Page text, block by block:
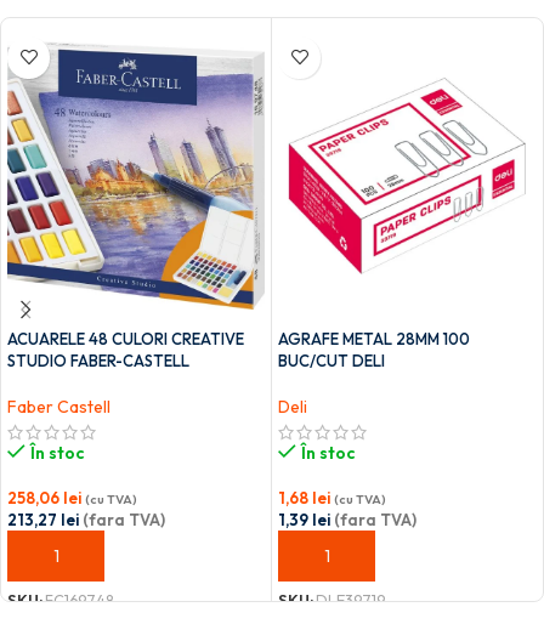
ACUARELE 48 CULORI CREATIVE
STUDIO FABER-CASTELL
Faber Castell
În stoc
258,06 lei (cu TVA)
213,27 lei (fara TVA)
ADAUGĂ ÎN COȘ
SKU:FC169748
AGRAFE METAL 28MM 100
BUC/CUT DELI
Deli
În stoc
1,68 lei (cu TVA)
1,39 lei (fara TVA)
ADAUGĂ ÎN COȘ
SKU:DLE39719